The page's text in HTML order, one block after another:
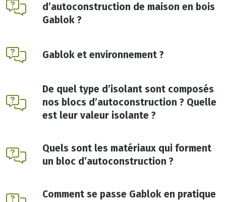
d’autoconstruction de maison en bois
Gablok ?
Gablok et environnement ?
De quel type d’isolant sont composés
nos blocs d’autoconstruction ? Quelle
est leur valeur isolante ?
Quels sont les matériaux qui forment
un bloc d’autoconstruction ?
Comment se passe Gablok en pratique